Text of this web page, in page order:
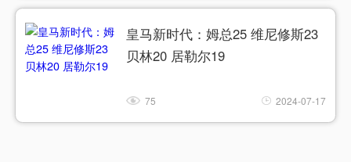
皇马新时代：姆总25 维尼修斯23
贝林20 居勒尔19
75 2024-07-17